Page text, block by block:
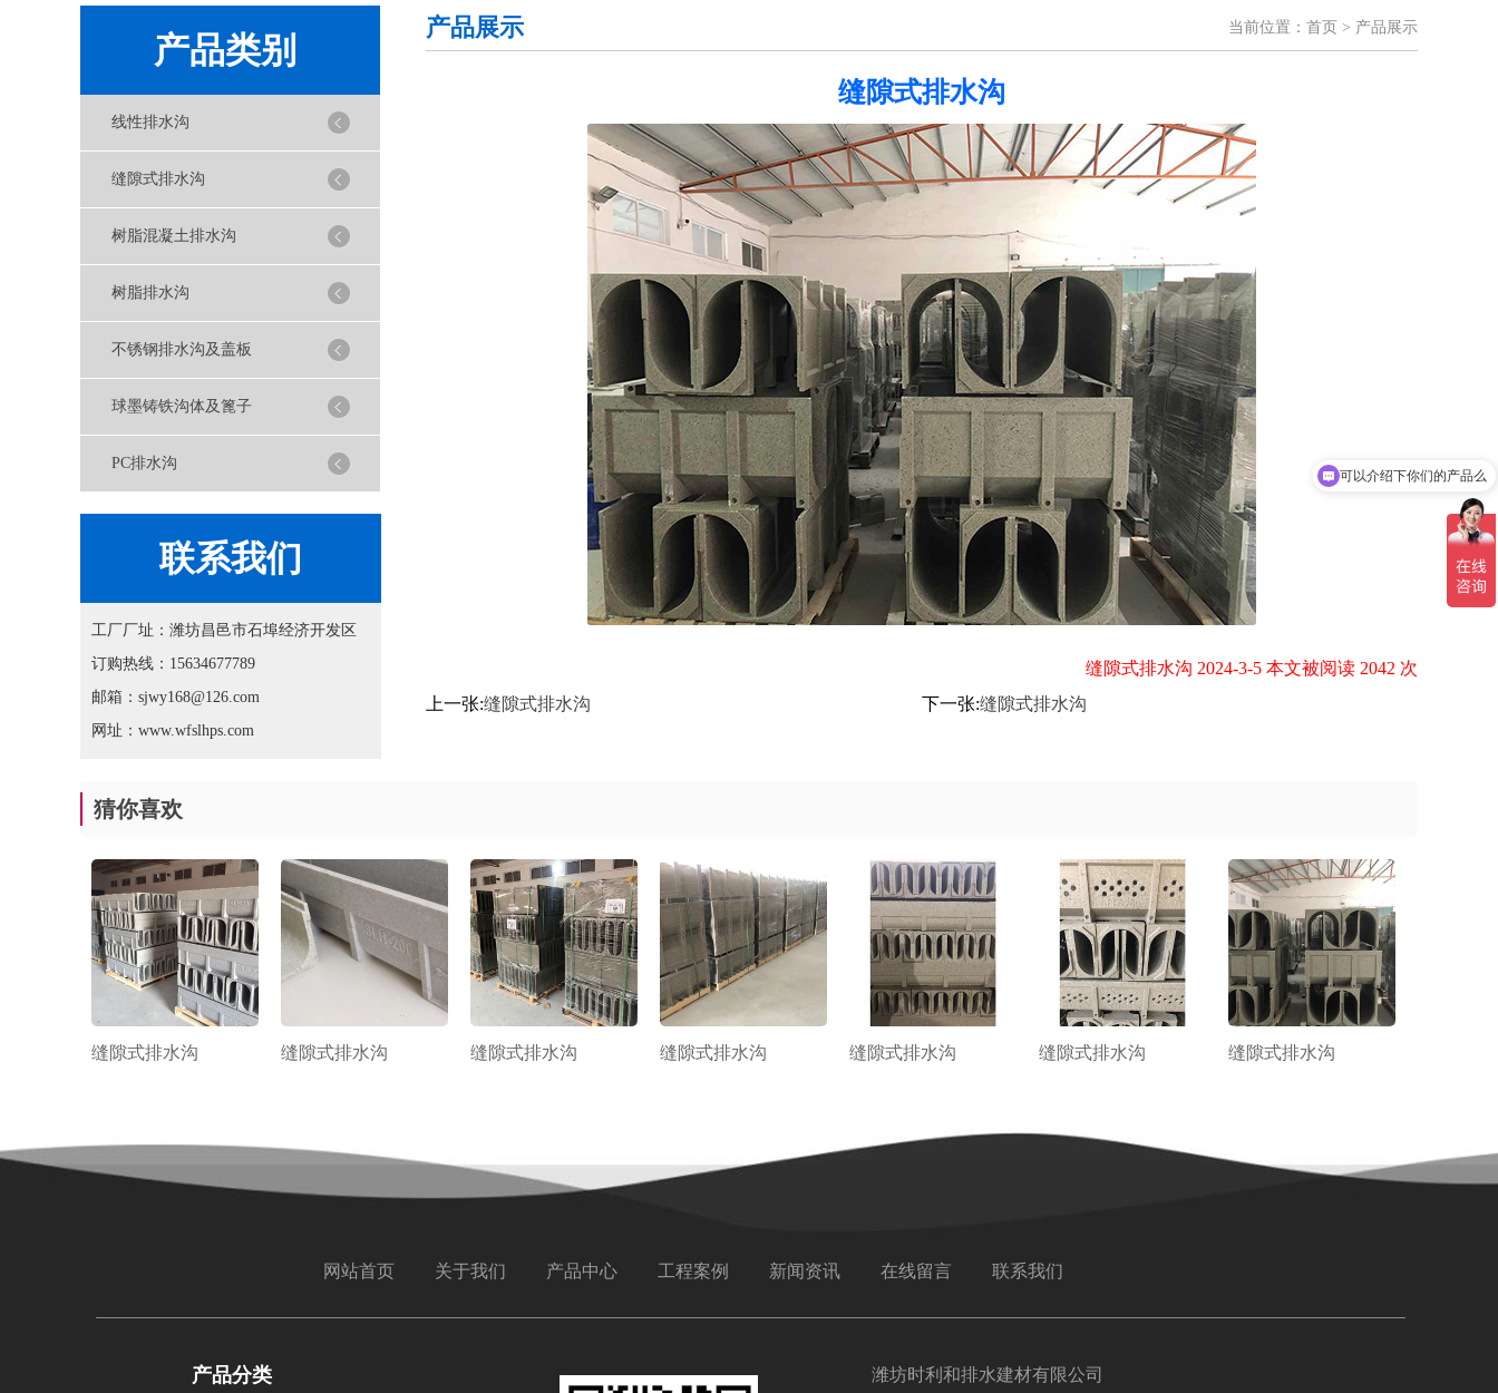
产品类别
线性排水沟
缝隙式排水沟
树脂混凝土排水沟
树脂排水沟
不锈钢排水沟及盖板
球墨铸铁沟体及篦子
PC排水沟
联系我们
工厂厂址：潍坊昌邑市石埠经济开发区
订购热线：15634677789
邮箱：sjwy168@126.com
网址：www.wfslhps.com
产品展示 当前位置： 首页 > 产品展示
缝隙式排水沟
缝隙式排水沟 2024-3-5 本文被阅读 2042 次
上一张:缝隙式排水沟 下一张:缝隙式排水沟
猜你喜欢
缝隙式排水沟 缝隙式排水沟 缝隙式排水沟 缝隙式排水沟 缝隙式排水沟 缝隙式排水沟 缝隙式排水沟
网站首页 关于我们 产品中心 工程案例 新闻资讯 在线留言 联系我们
产品分类 潍坊时利和排水建材有限公司
可以介绍下你们的产品么